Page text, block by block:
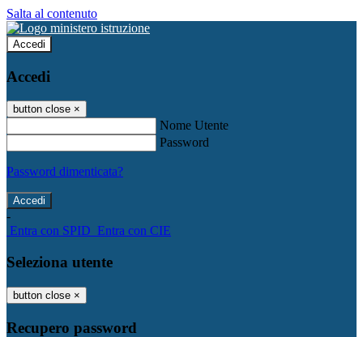
Salta al contenuto
Accedi
Accedi
button close ×
Nome Utente
Password
Password dimenticata?
-
Entra con SPID Entra con CIE
Seleziona utente
button close ×
Recupero password